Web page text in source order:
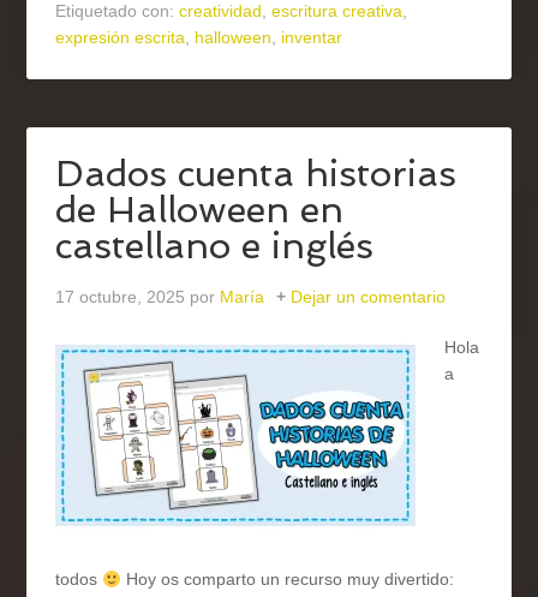
Etiquetado con:creatividad,escritura creativa,
expresión escrita, halloween, inventar
Dados cuenta historias
de Halloween en
castellano e inglés
17 octubre, 2025 por María Dejar un comentario
Hola
a
todos
Hoy os comparto un recurso muy divertido: